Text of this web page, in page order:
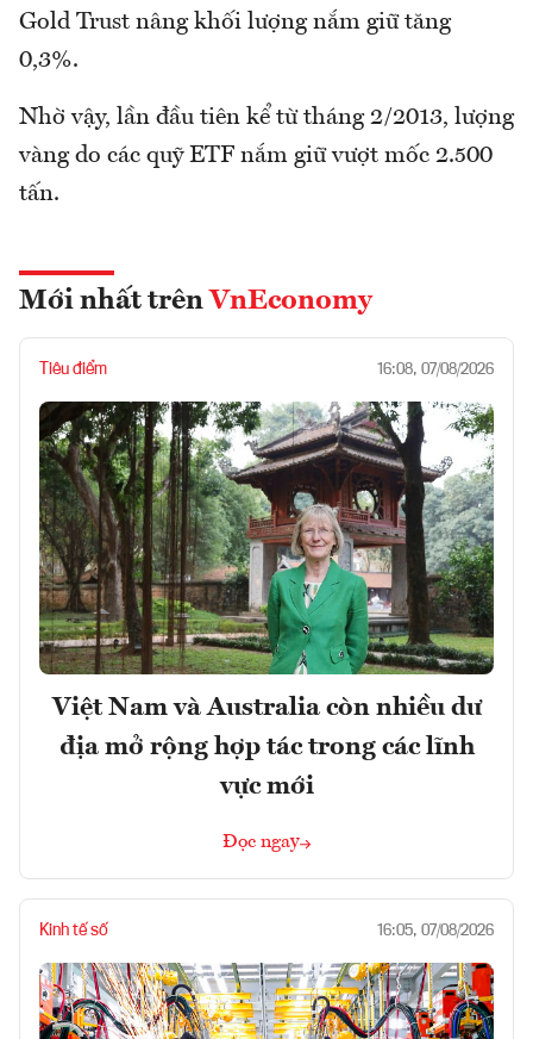
Gold Trust nâng khối lượng nắm giữ tăng
0,3%.
Nhờ vậy, lần đầu tiên kể từ tháng 2/2013, lượng
vàng do các quỹ ETF nắm giữ vượt mốc 2.500
tấn.
Mới nhất trên VnEconomy
Tiêu điểm 16:08, 07/08/2026
Việt Nam và Australia còn nhiều dư
địa mở rộng hợp tác trong các lĩnh
vực mới
Đọc ngay
Kinh tế số 16:05, 07/08/2026